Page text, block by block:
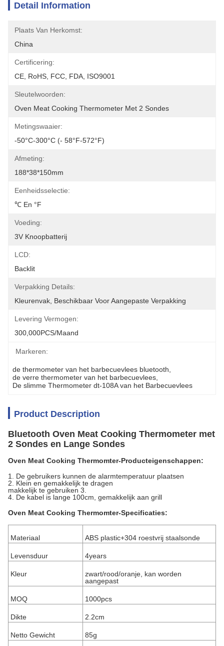
Detail Information
Plaats Van Herkomst:
China
Certificering:
CE, RoHS, FCC, FDA, ISO9001
Sleutelwoorden:
Oven Meat Cooking Thermometer Met 2 Sondes
Metingswaaier:
-50°C-300°C (- 58°F-572°F)
Afmeting:
188*38*150mm
Eenheidsselectie:
℃ En °F
Voeding:
3V Knoopbatterij
LCD:
Backlit
Verpakking Details:
Kleurenvak, Beschikbaar Voor Aangepaste Verpakking
Levering Vermogen:
300,000PCS/Maand
Markeren:
de thermometer van het barbecuevlees bluetooth
de verre thermometer van het barbecuevlees
De slimme Thermometer dt-108A van het Barbecuevlees
Product Description
Bluetooth Oven Meat Cooking Thermometer met
2 Sondes en Lange Sondes
Oven Meat Cooking Thermomter-Producteigenschappen:
1. De gebruikers kunnen de alarmtemperatuur plaatsen
2. Klein en gemakkelijk te dragen
makkelijk te gebruiken 3.
4. De kabel is lange 100cm, gemakkelijk aan grill
Oven Meat Cooking Thermomter-Specificaties:
Materiaal ABS plastic+304 roestvrij staalsonde
Levensduur 4years
Kleur
zwart/rood/oranje, kan worden
aangepast
MOQ 1000pcs
Dikte 2.2cm
Netto Gewicht 85g